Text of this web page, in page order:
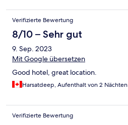
Verifizierte Bewertung
8/10 – Sehr gut
9. Sep. 2023
Mit Google übersetzen
Good hotel, great location.
Harsatdeep, Aufenthalt von 2 Nächten
Verifizierte Bewertung